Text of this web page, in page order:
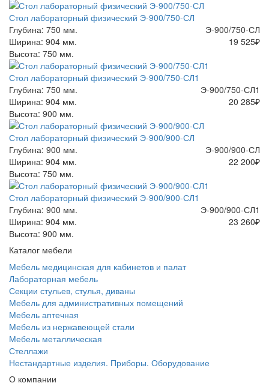
Стол лабораторный физический Э-900/750-СЛ
Э-900/750-СЛ
19 525₽
Глубина: 750 мм.
Ширина: 904 мм.
Высота: 750 мм.
Стол лабораторный физический Э-900/750-СЛ1
Э-900/750-СЛ1
20 285₽
Глубина: 750 мм.
Ширина: 904 мм.
Высота: 900 мм.
Стол лабораторный физический Э-900/900-СЛ
Э-900/900-СЛ
22 200₽
Глубина: 900 мм.
Ширина: 904 мм.
Высота: 750 мм.
Стол лабораторный физический Э-900/900-СЛ1
Э-900/900-СЛ1
23 260₽
Глубина: 900 мм.
Ширина: 904 мм.
Высота: 900 мм.
Каталог мебели
Мебель медицинская для кабинетов и палат
Лабораторная мебель
Секции стульев, стулья, диваны
Мебель для административных помещений
Мебель аптечная
Мебель из нержавеющей стали
Мебель металлическая
Стеллажи
Нестандартные изделия. Приборы. Оборудование
О компании